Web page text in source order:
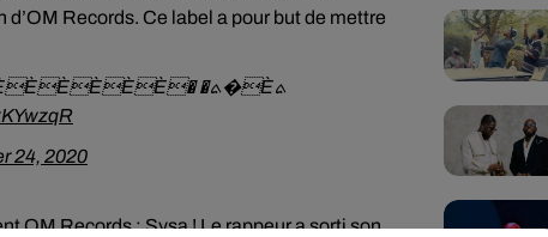
Records. Ce label a pour but de mettre
24, 2020
OM Records : Sysa ! Le rappeur a sorti son